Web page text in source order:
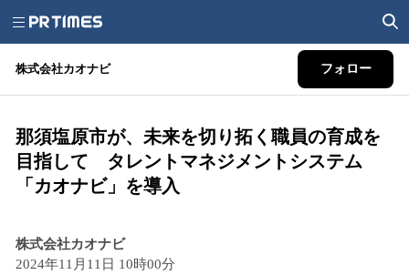
株式会社カオナビ フォロー
那須塩原市が、未来を切り拓く職員の育成を
目指して タレントマネジメントシステム
「カオナビ」を導入
株式会社カオナビ
2024年11月11日 10時00分